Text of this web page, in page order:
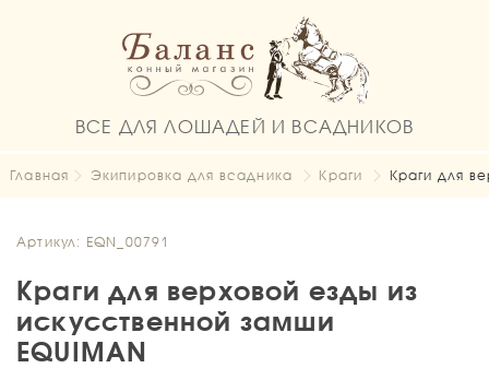
ВСЕ ДЛЯ ЛОШАДЕЙ И ВСАДНИКОВ
Главная Экипировка для всадника Краги Краги для
Артикул: EQN_00791
Краги для верховой езды из
искусственной замши
EQUIMAN